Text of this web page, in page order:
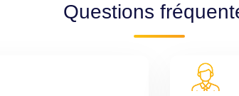
Questions